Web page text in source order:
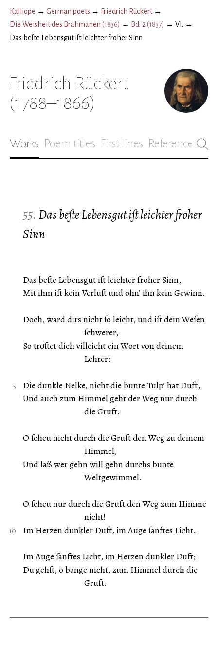
Kalliope → German poets → Friedrich Rückert→
Die Weisheit des Brahmanen (1836) → Bd. 2 (1837) → VI. →
Das beſte Lebensgut iſt leichter froher Sinn
Friedrich Rückert
(1788–1866)
Works Poem titles First lines References
55. Das beſte Lebensgut iſt leichter froher
Sinn
Das beſte Lebensgut iſt leichter froher Sinn,
Mit ihm iſt kein Verluſt und ohn’ ihn kein Gewinn.
Doch, ward dirs nicht ſo leicht, und iſt dein Weſen
ſchwerer,
So troͤſtet dich villeicht ein Wort von deinem
Lehrer:
Die dunkle Nelke, nicht die bunte Tulp’ hat Duft,
Und auch zum Himmel geht der Weg nur durch
die Gruft.
O ſcheu nicht durch die Gruft den Weg zu deinem
Himmel;
Und laß wer gehn will gehn durchs bunte
Weltgewimmel.
O ſcheu nur durch die Gruft den Weg zum Himme
nicht!
Im Herzen dunkler Duft, im Auge ſanftes Licht.
Im Auge ſanftes Licht, im Herzen dunkler Duft;
Du gehſt, o bange nicht, zum Himmel durch die
Gruft.